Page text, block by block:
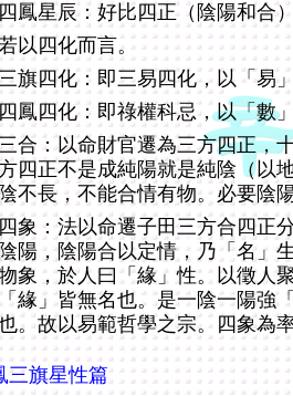
四鳳星辰：好比四正（陰陽和合
以四化而言。
旗四化：即三易四化，以「易
四鳳四化：即祿權科忌，以「數
合：以命財官遷為三方四正，
四正不是成純陽就是純陰（以
陰不長，不能合情有物。必要陰
四象：法以命遷子田三方合四正
陰陽，陰陽合以定情，乃「名」
象，於人曰「緣」性。以徵人
「緣」皆無名也。是一陰一陽強
。故以易範哲學之宗。四象為
三旗星性篇